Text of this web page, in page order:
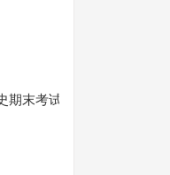
期末考试题